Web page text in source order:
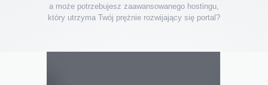
a może potrzebujesz zaawansowanego hostingu,
który utrzyma Twój prężnie rozwijający się portal?